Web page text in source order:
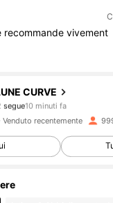
recommandevivement
CURVE
segue10 minuti fa
navigando
Follower
Venduto recentemente